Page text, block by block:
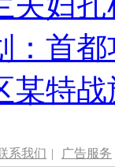
：首
某特
系我们 | 广告服务